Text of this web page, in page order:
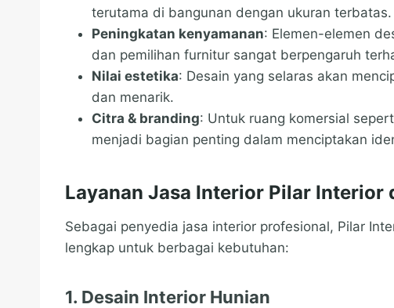
terutama di bangunan dengan ukuran terbatas.
Peningkatan kenyamanan: Elemen-elemen
dan pemilihan furnitur sangat berpengaruh
Nilai estetika: Desain yang selaras akan
dan menarik.
Citra & branding: Untuk ruang komersial
menjadi bagian penting dalam menciptakan
Layanan Jasa Interior Pilar Interior
Sebagai penyedia jasa interior profesional, Pilar
lengkap untuk berbagai kebutuhan:
1. Desain Interior Hunian